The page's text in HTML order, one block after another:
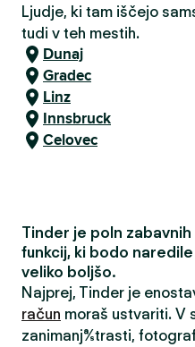
Ljudje, ki tam iščejo
tudi v teh mestih.
Dunaj
Gradec
Linz
Innsbruck
Celovec
Tinder je poln zabavnih
funkcij, ki bodo
veliko boljšo.
Najprej, Tinder je
račun moraš ustvariti. V
zanimanja/strasti,